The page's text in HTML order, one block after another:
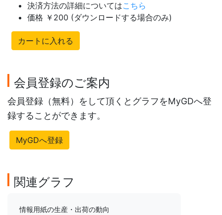
決済方法の詳細についてはこちら
価格 ￥200 (ダウンロードする場合のみ)
カートに入れる
会員登録のご案内
会員登録（無料）をして頂くとグラフをMyGDへ登
録することができます。
MyGDへ登録
関連グラフ
情報用紙の生産・出荷の動向